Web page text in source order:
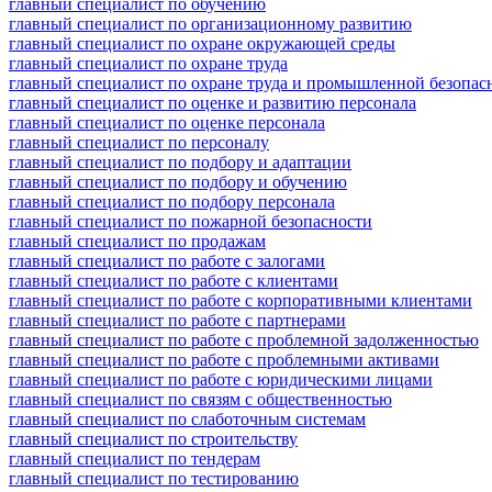
главный специалист по организационному развитию
главный специалист по охране окружающей среды
главный специалист по охране труда
главный специалист по охране труда и промышленной
главный специалист по оценке и развитию персонала
главный специалист по оценке персонала
главный специалист по персоналу
главный специалист по подбору и адаптации
главный специалист по подбору и обучению
главный специалист по подбору персонала
главный специалист по пожарной безопасности
главный специалист по продажам
главный специалист по работе с залогами
главный специалист по работе с клиентами
главный специалист по работе с корпоративными клиентами
главный специалист по работе с партнерами
главный специалист по работе с проблемной задолженностью
главный специалист по работе с проблемными активами
главный специалист по работе с юридическими лицами
главный специалист по связям с общественностью
главный специалист по слаботочным системам
главный специалист по строительству
главный специалист по тендерам
главный специалист по тестированию